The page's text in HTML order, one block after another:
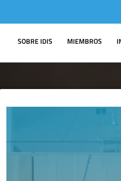
SOBRE IDIS MIEMBROS
IDIS